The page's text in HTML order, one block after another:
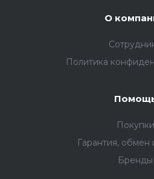
О
Политика
Покупки
Гарантия, обмен
Бренды